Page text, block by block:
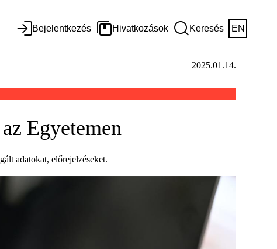
Bejelentkezés Hivatkozások Keresés EN
2025.01.14.
Egyetemen
adatokat, előrejelzéseket.